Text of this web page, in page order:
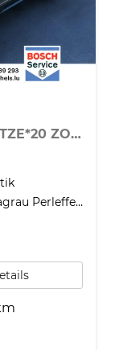
S line 45 TDI*4X4*AHK*LED*7-SITZE*20 ZOLL*PANO*KAMERA*NAVI*LUFTFEDRUNG
Daytonagrau Perleffekt